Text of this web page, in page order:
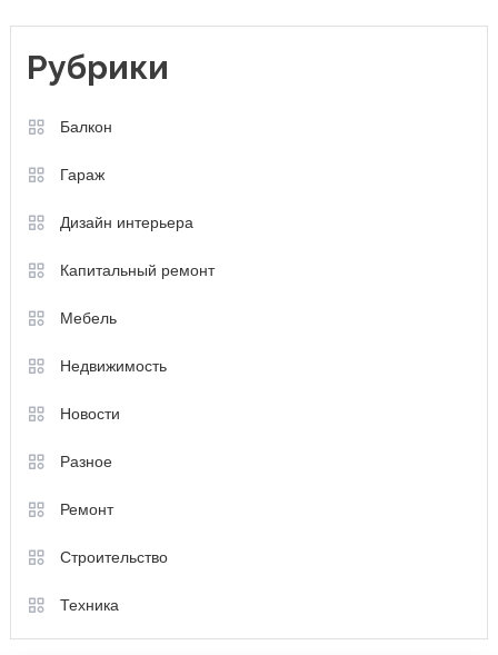
Рубрики
Балкон
Гараж
Дизайн интерьера
Капитальный ремонт
Мебель
Недвижимость
Новости
Разное
Ремонт
Строительство
Техника